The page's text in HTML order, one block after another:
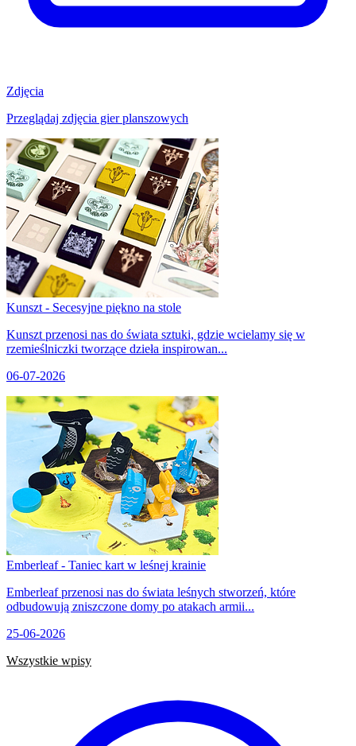
Zdjęcia
Przeglądaj zdjęcia gier planszowych
Kunszt - Secesyjne piękno na stole
Kunszt przenosi nas do świata sztuki, gdzie wcielamy się w
rzemieślniczki tworzące dzieła inspirowan...
06-07-2026
Emberleaf - Taniec kart w leśnej krainie
Emberleaf przenosi nas do świata leśnych stworzeń, które
odbudowują zniszczone domy po atakach armii...
25-06-2026
Wszystkie wpisy